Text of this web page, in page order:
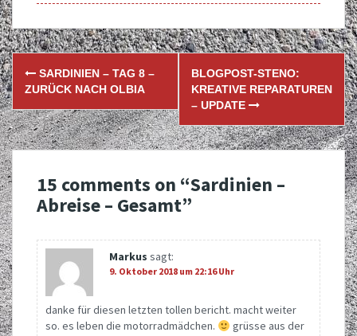
Post
navigation
SARDINIEN – TAG 8 –
ZURÜCK NACH OLBIA
BLOGPOST-STENO:
KREATIVE REPARATUREN
– UPDATE
15 comments on “Sardinien –
Abreise – Gesamt”
Markus sagt:
9. Oktober 2018 um 22:16 Uhr
danke für diesen letzten tollen bericht. macht weiter
so. es leben die motorradmädchen.
grüsse aus der